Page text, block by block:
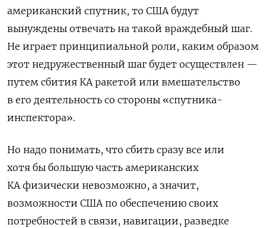
американский спутник, то США будут
вынуждены отвечать на такой враждебный шаг.
Не играет принципиальной роли, каким образом
этот недружественный шаг будет осуществлен —
путем сбития КА ракетой или вмешательство
в его деятельность со стороны «спутника-
инспектора».
Но надо понимать, что сбить сразу все или
хотя бы большую часть американских
КА физически невозможно, а значит,
возможности США по обеспечению своих
потребностей в связи, навигации, разведке